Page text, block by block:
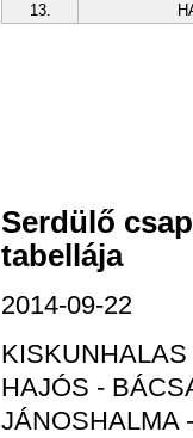
13.
Serdülő
tabellája
2014-09-22
HAJÓS -
JÁNOSHALMA